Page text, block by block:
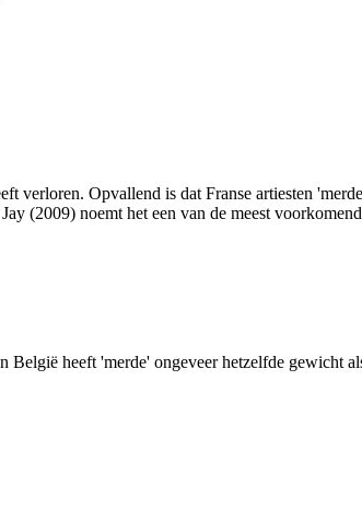
verloren. Opvallend is dat Franse artiesten
(2009) noemt het een van de meest
België heeft 'merde' ongeveer hetzelfde gewicht